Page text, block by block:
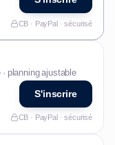
CB · PayPal · sécurisé
planning ajustable
S'inscrire
CB · PayPal · sécurisé